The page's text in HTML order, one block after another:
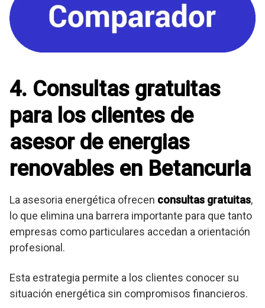
4. Consultas gratuitas
para los clientes de
asesor de energias
renovables en Betancuria
La asesoria energética ofrecen consultas gratuitas,
lo que elimina una barrera importante para que tanto
empresas como particulares accedan a orientación
profesional.
Esta estrategia permite a los clientes conocer su
situación energética sin compromisos financieros.